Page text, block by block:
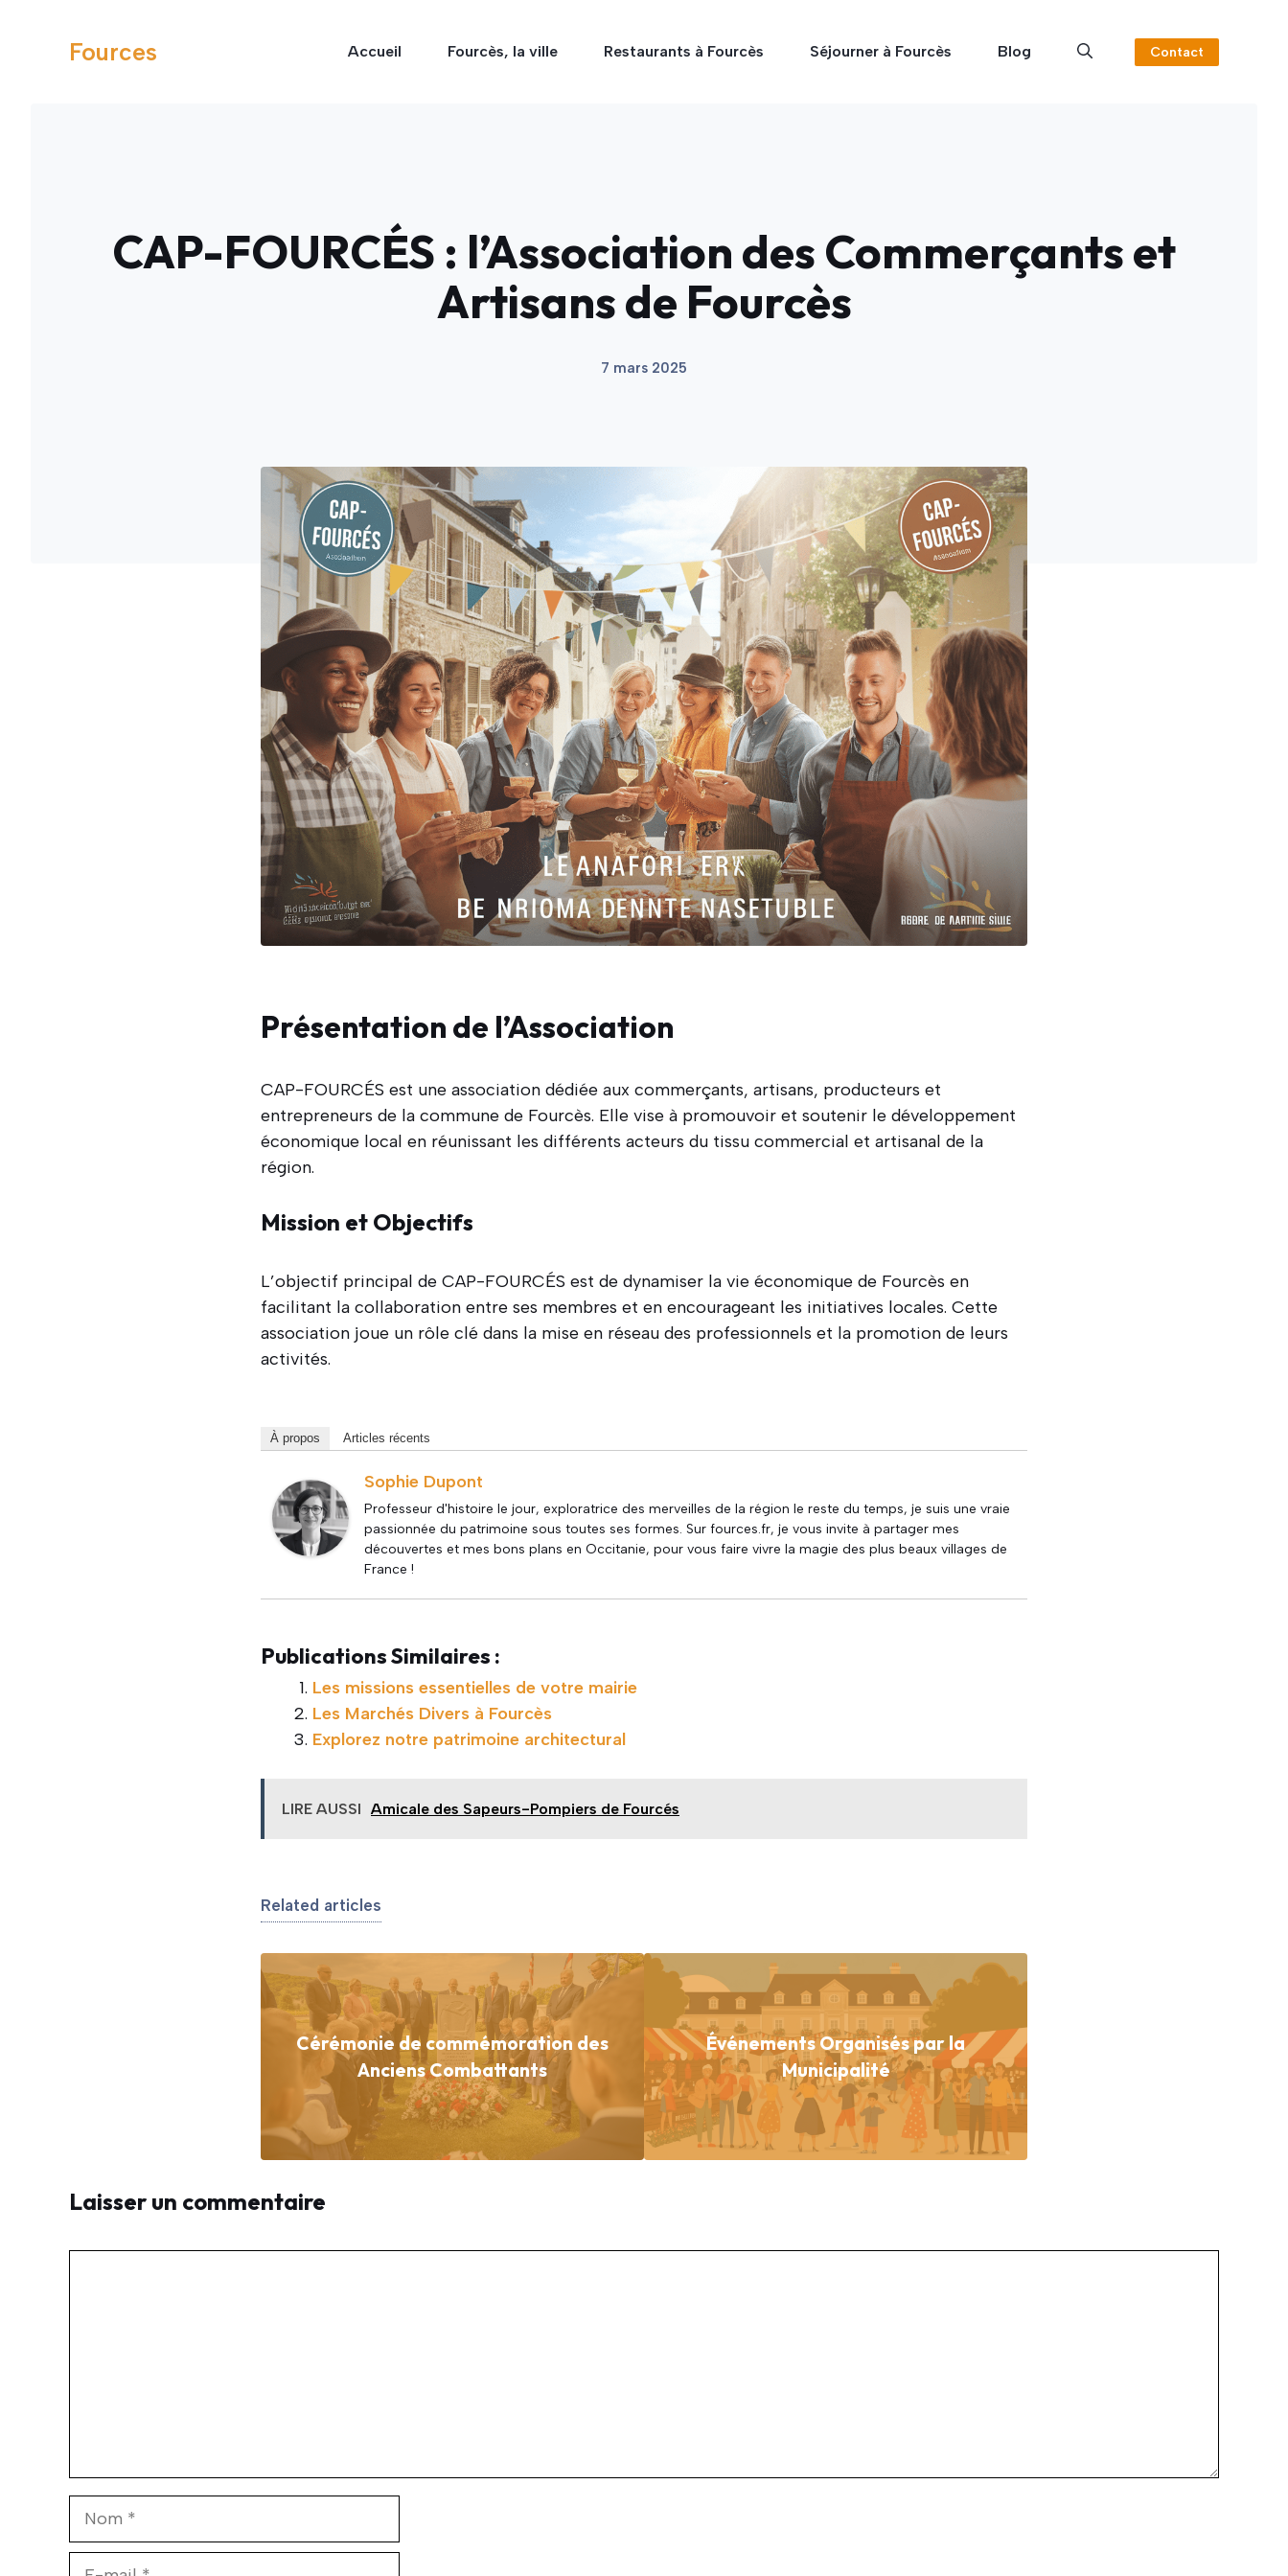
Fources Accueil Fourcès, la ville Restaurants à Fourcès Séjourner à Fourcès Blog Contact
CAP-FOURCÉS : l’Association des Commerçants et
Artisans de Fourcès
7 mars 2025
Présentation de l’Association
CAP-FOURCÉS est une association dédiée aux commerçants, artisans, producteurs et
entrepreneurs de la commune de Fourcès. Elle vise à promouvoir et soutenir le développement
économique local en réunissant les différents acteurs du tissu commercial et artisanal de la
région.
Mission et Objectifs
L’objectif principal de CAP-FOURCÉS est de dynamiser la vie économique de Fourcès en
facilitant la collaboration entre ses membres et en encourageant les initiatives locales. Cette
association joue un rôle clé dans la mise en réseau des professionnels et la promotion de leurs
activités.
À propos Articles récents
Sophie Dupont
Professeur d'histoire le jour, exploratrice des merveilles de la région le reste du temps, je suis une vraie
passionnée du patrimoine sous toutes ses formes. Sur fources.fr, je vous invite à partager mes
découvertes et mes bons plans en Occitanie, pour vous faire vivre la magie des plus beaux villages de
France !
Publications Similaires :
Les missions essentielles de votre mairie
Les Marchés Divers à Fourcès
Explorez notre patrimoine architectural
LIRE AUSSI Amicale des Sapeurs-Pompiers de Fourcés
Related articles
Cérémonie de commémoration des
Anciens Combattants
Événements Organisés par la
Municipalité
Laisser un commentaire